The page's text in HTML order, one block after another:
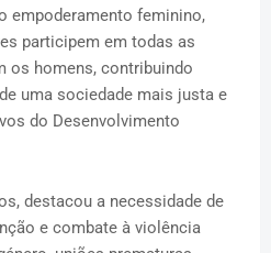
empoderamento feminino,
participem em todas as
os homens, contribuindo
uma sociedade mais justa e
do Desenvolvimento
destacou a necessidade de
e combate à violência